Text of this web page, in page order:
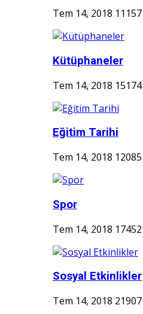
Tem 14, 2018 11157
Kütüphaneler
Tem 14, 2018 15174
Eğitim Tarihi
Tem 14, 2018 12085
Spor
Tem 14, 2018 17452
Sosyal Etkinlikler
Tem 14, 2018 21907